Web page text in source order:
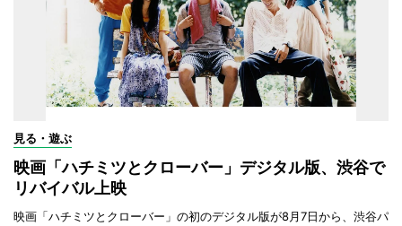
見る・遊ぶ
映画「ハチミツとクローバー」デジタル版、渋谷で
リバイバル上映
映画「ハチミツとクローバー」の初のデジタル版が8月7日から、渋谷パ